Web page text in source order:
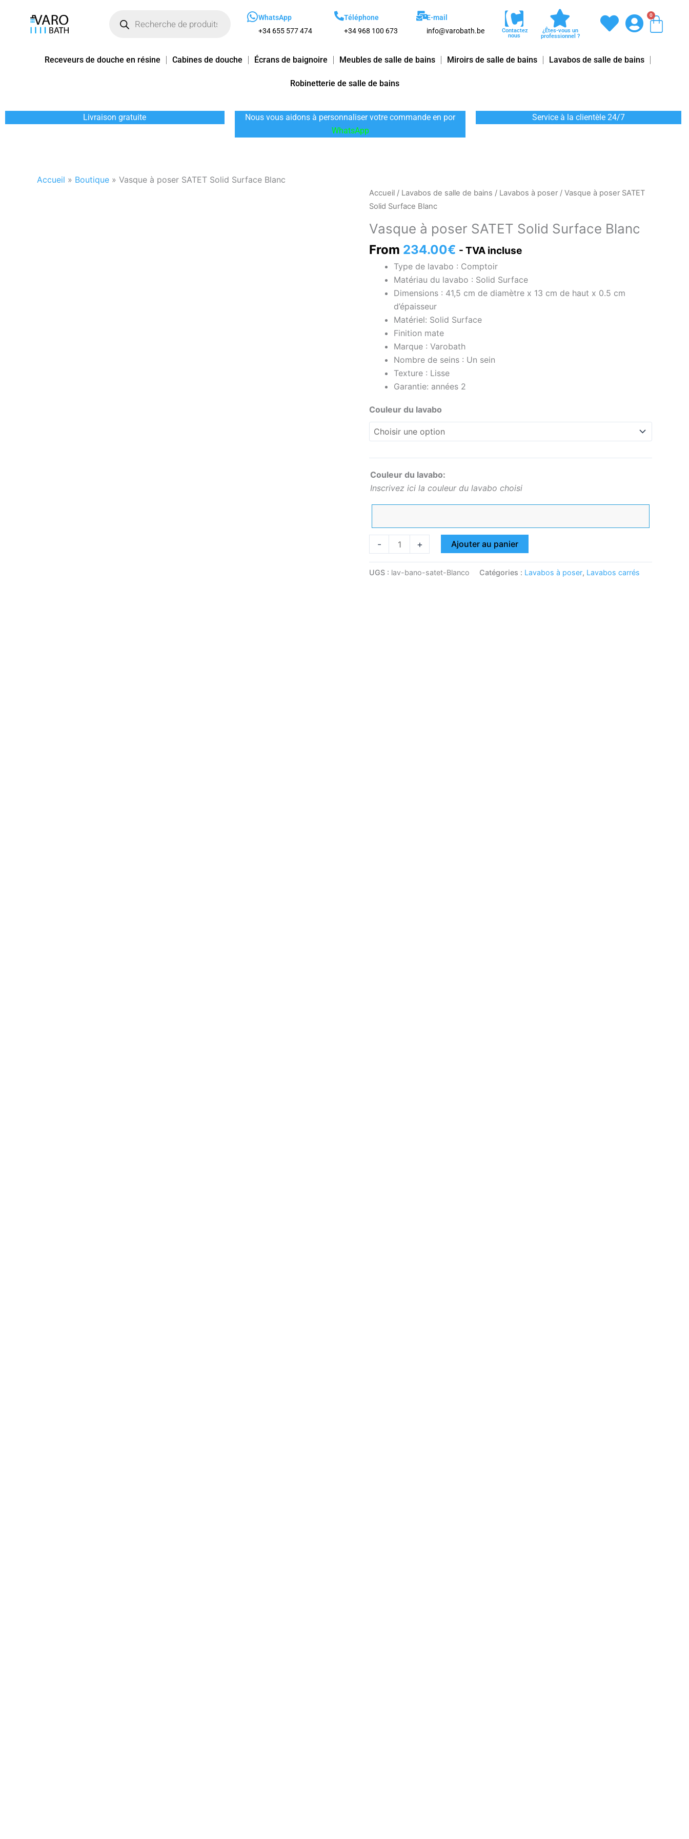
contenu
produits
WhatsApp
+34 655 577 474
Téléphone
+34 968 100 673
E-mail
info@varobath.be
Contactez
nous
¿Êtes-vous un
professionnel ?
0
Receveurs de douche en résine Cabines de douche Écrans de baignoire Meubles de salle de bains Miroirs de salle de bains Lavabos de salle de bains
Robinetterie de salle de bains
Livraison gratuite
Nous vous aidons à personnaliser votre commande en por
WhatsApp
Service à la clientèle 24/7
Accueil » Boutique » Vasque à poser SATET Solid Surface Blanc
Accueil / Lavabos de salle de bains / Lavabos à poser / Vasque à poser SATET
Solid Surface Blanc
Vasque à poser SATET Solid Surface Blanc
From 234.00€ - TVA incluse
Type de lavabo : Comptoir
Matériau du lavabo : Solid Surface
Dimensions : 41,5 cm de diamètre x 13 cm de haut x 0.5 cm
d’épaisseur
Matériel: Solid Surface
Finition mate
Marque : Varobath
Nombre de seins : Un sein
Texture : Lisse
Garantie: années 2
Couleur du lavabo
Couleur du lavabo:
Inscrivez ici la couleur du lavabo choisi
-
quantité
de
à
poser
Surface
+ Ajouter au panier
UGS : lav-bano-satet-Blanco Catégories : Lavabos à poser, Lavabos carrés